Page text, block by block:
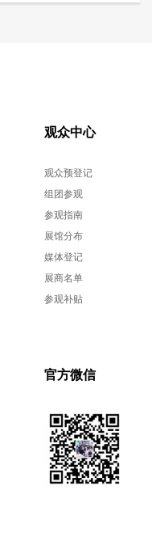
观众中心
观众预登记
组团参观
参观指南
展馆分布
媒体登记
展商名单
参观补贴
官方微信